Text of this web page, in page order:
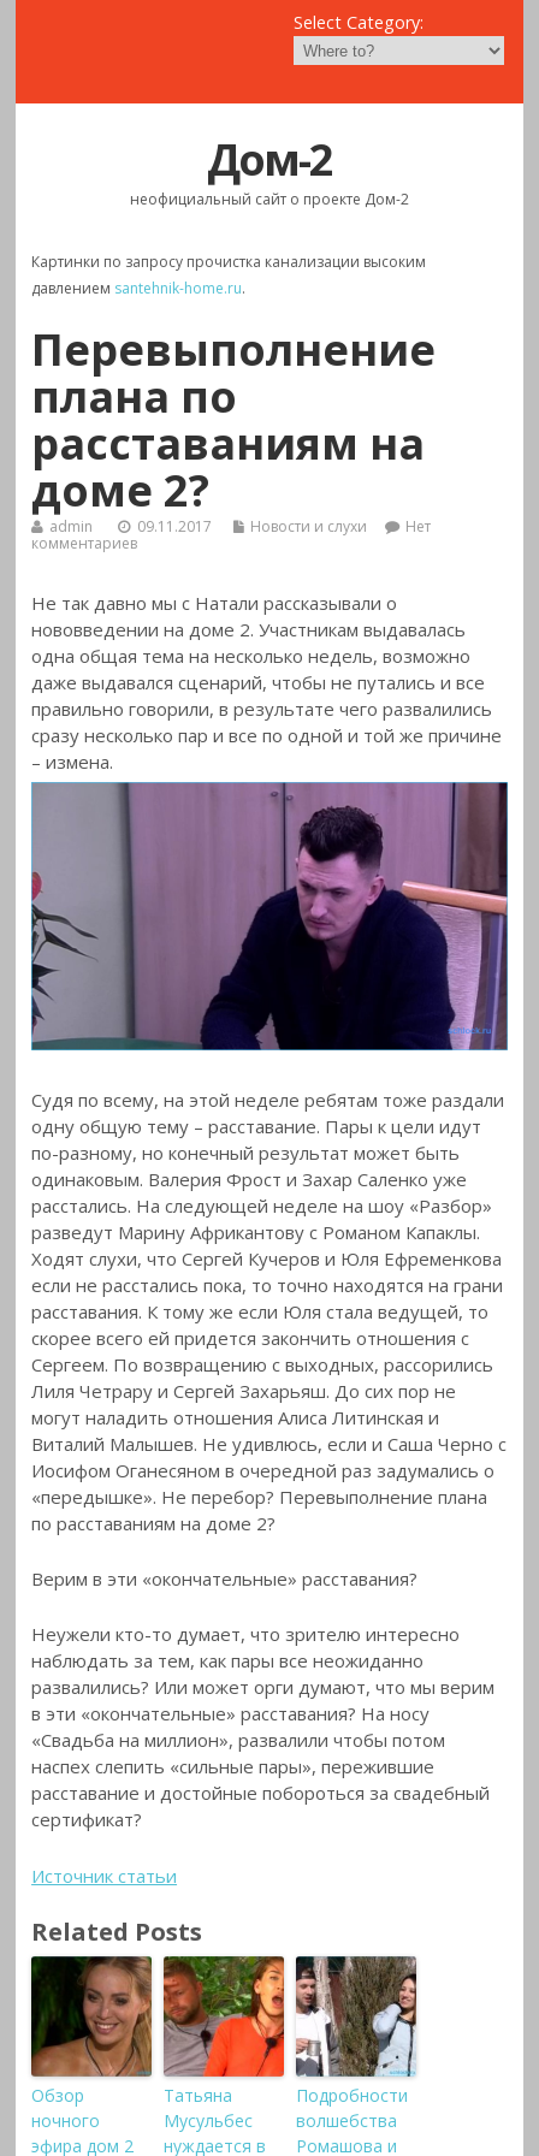
Select Category:
Дом-2
неофициальный сайт о проекте Дом-2
Картинки по запросу прочистка канализации высоким
давлением santehnik-home.ru.
Перевыполнение
плана по
расставаниям на
доме 2?
admin 09.11.2017 Новости и слухи
Нет
комментариев
Не так давно мы с Натали рассказывали о
нововведении на доме 2. Участникам выдавалась
одна общая тема на несколько недель,возможно
даже выдавался сценарий, чтобы не путались и все
правильно говорили, в результате чего развалились
сразу несколько пар и все по одной и той же причине
– измена.
Судя по всему, на этой неделе ребятам тоже раздали
одну общую тему – расставание. Пары к цели идут
по-разному, но конечный результат может быть
одинаковым. Валерия Фрост и Захар Саленко уже
расстались. На следующей неделе на шоу «Разбор»
разведут Марину Африкантову с Романом Капаклы.
Ходят слухи, что Сергей Кучеров и Юля Ефременкова
если не расстались пока, то точно находятся на грани
расставания. К тому же если Юля стала ведущей, то
скорее всего ей придется закончить отношения с
Сергеем. По возвращению с выходных, рассорились
Лиля Четрару и Сергей Захарьяш. До сих пор не
могут наладить отношения Алиса Литинская и
Виталий Малышев. Не удивлюсь, если и Саша Черно с
Иосифом Оганесяном в очередной раз задумались о
«передышке». Не перебор? Перевыполнение плана
по расставаниям на доме 2?
Верим в эти «окончательные» расставания?
Неужели кто-то думает, что зрителю интересно
наблюдать за тем, как пары все неожиданно
развалились? Или может орги думают, что мы верим
в эти «окончательные» расставания? На носу
«Свадьба на миллион», развалили чтобы потом
наспех слепить «сильные пары», пережившие
расставание и достойные побороться за свадебный
сертификат?
Источник статьи
Related Posts
Обзор
ночного
эфира дом 2
Татьяна
Мусульбес
нуждается в
Подробности
волшебства
Ромашова и